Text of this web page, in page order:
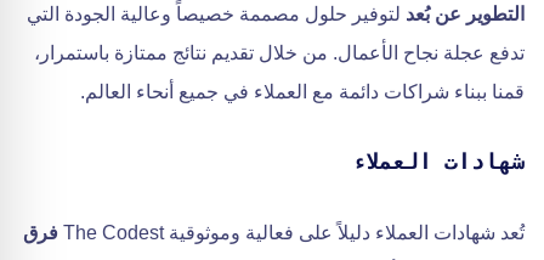
التطوير عن بُعد لتوفير حلول مصممة خصيصاً وعالية الجودة التي
تدفع عجلة نجاح الأعمال. من خلال تقديم نتائج ممتازة باستمرار،
قمنا ببناء شراكات دائمة مع العملاء في جميع أنحاء العالم.
شهادات العملاء
تُعد شهادات العملاء دليلاً على فعالية وموثوقية The Codest
فرق